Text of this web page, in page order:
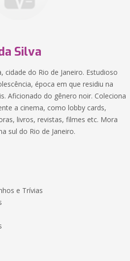
Silva
cidade do Rio de Janeiro. Estudioso
época em que residiu na
Aficionado do gênero noir. Coleciona
a cinema, como lobby cards,
livros, revistas, filmes etc. Mora
sul do Rio de Janeiro.
e Trívias